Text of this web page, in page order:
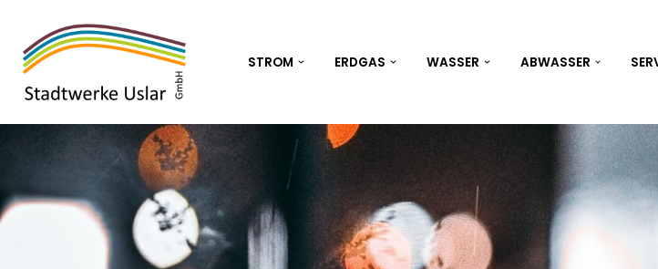
Zum
Inhalt
springen
STROM ERDGAS WASSER ABWASSER